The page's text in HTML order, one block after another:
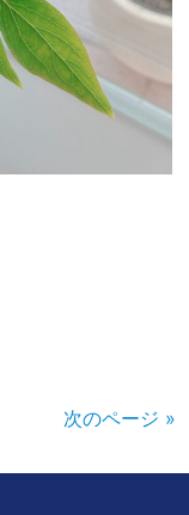
次のページ »